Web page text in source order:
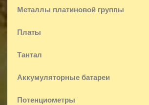
Металлы платиновой группы
Платы
Тантал
Аккумуляторные батареи
Потенциометры